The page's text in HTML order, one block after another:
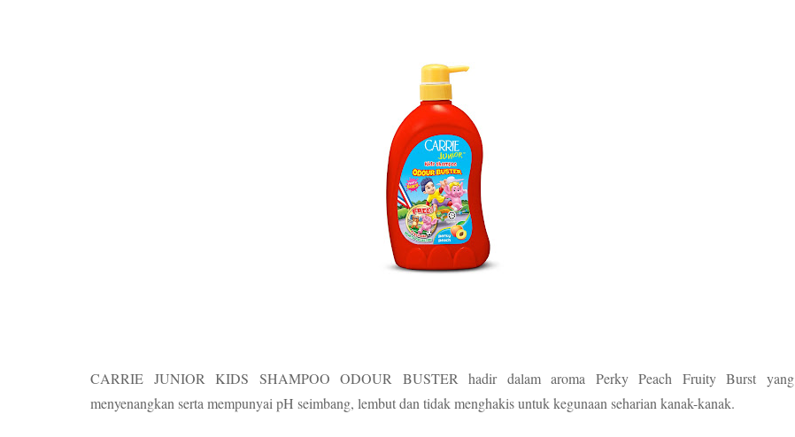
CARRIE JUNIOR KIDS SHAMPOO ODOUR BUSTER hadir dalam aroma Perky Peach Fruity Burst yang
menyenangkan serta mempunyai pH seimbang, lembut dan tidak menghakis untuk kegunaan seharian kanak-kanak.